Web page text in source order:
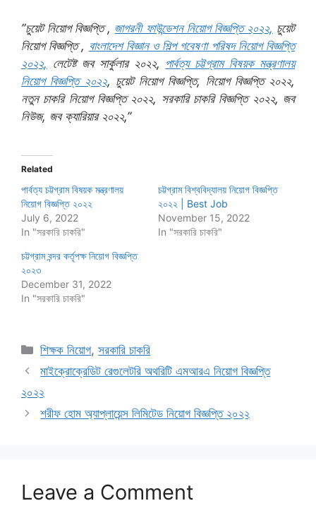
”চুয়েট নিয়োগ বিজ্ঞপ্তি , জাগরনী ফাউন্ডেশন নিয়োগ বিজ্ঞপ্তি ২০২২, চুয়েট
নিয়োগ বিজ্ঞপ্তি , বাংলাদেশ বিজ্ঞান ও শিল্প গবেষণা পরিষদ নিয়োগ বিজ্ঞপ্তি
২০২২, লেটেষ্ট জব সার্কুলার ২০২২, পার্বত্য চট্টগ্রাম বিষয়ক মন্ত্রণালয়
নিয়োগ বিজ্ঞপ্তি ২০২২, চুয়েট নিয়োগ বিজ্ঞপ্তি, নিয়োগ বিজ্ঞপ্তি ২০২২,
নতুন চাকরি নিয়োগ বিজ্ঞপ্তি ২০২২, সরকারি চাকরি বিজ্ঞপ্তি ২০২২, জব
নিউজ, জব ক্যারিয়ার ২০২২,”
Related
পার্বত্য চট্টগ্রাম বিষয়ক মন্ত্রণালয়
নিয়োগ বিজ্ঞপ্তি ২০২২
July 6, 2022
In "সরকারি চাকরি"
চট্টগ্রাম বিশ্ববিদ্যালয় নিয়োগ বিজ্ঞপ্তি
২০২২ | Best Job
November 15, 2022
In "সরকারি চাকরি"
চট্টগ্রাম বন্দর কর্তৃপক্ষ নিয়োগ বিজ্ঞপ্তি
২০২৩
December 31, 2022
In "সরকারি চাকরি"
Categories
শিক্ষক নিয়োগ,সরকারি চাকরি
মাইক্রোক্রেডিট রেগুলেটরি অথরিটি এমআরএ নিয়োগ বিজ্ঞপ্তি
২০২২
শরীফ হোম অ্যাপ্লায়েন্স লিমিটেড নিয়োগ বিজ্ঞপ্তি ২০২২
Leave a Comment